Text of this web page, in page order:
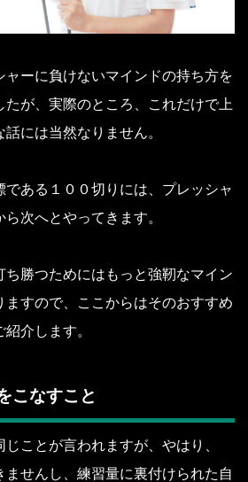
ャーに負けないマインドの持ち方を
たが、実際のところ、これだけで上
には当然なりません。
である１００切りには、プレッシャ
次へとやってきます。
ち勝つためにはもっと強靭なマイン
ますので、ここからはそのおすすめ
介します。
こなすこと
ことが言われますが、やはり、
ませんし、練習量に裏付けられた自